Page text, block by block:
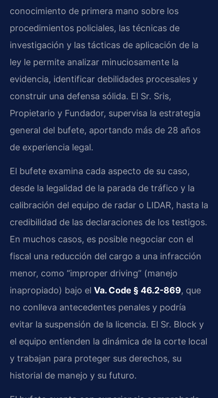
conocimiento de primera mano sobre los
procedimientos policiales, las técnicas de
investigación y las tácticas de aplicación de la
ley le permite analizar minuciosamente la
evidencia, identificar debilidades procesales y
construir una defensa sólida. El Sr. Sris,
Propietario y Fundador, supervisa la estrategia
general del bufete, aportando más de 28 años
de experiencia legal.
El bufete examina cada aspecto de su caso,
desde la legalidad de la parada de tráfico y la
calibración del equipo de radar o LIDAR, hasta la
credibilidad de las declaraciones de los testigos.
En muchos casos, es posible negociar con el
fiscal una reducción del cargo a una infracción
menor, como “improper driving” (manejo
inapropiado) bajo el Va. Code § 46.2-869, que
no conlleva antecedentes penales y podría
evitar la suspensión de la licencia. El Sr. Block y
el equipo entienden la dinámica de la corte local
y trabajan para proteger sus derechos, su
historial de manejo y su futuro.